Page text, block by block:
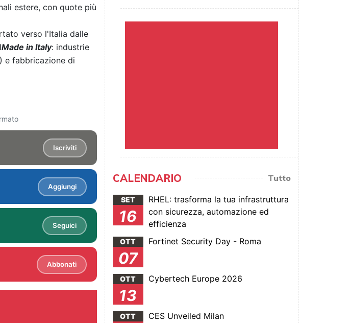
estere, con quote più
verso l'Italia dalle
Made in Italy: industrie
e fabbricazione di
Iscriviti
Aggiungi
Seguici
Abbonati
CALENDARIO Tutto
SET
16
RHEL: trasforma la tua infrastruttura
con sicurezza, automazione ed
efficienza
OTT
07
Fortinet Security Day - Roma
OTT
13
Cybertech Europe 2026
OTT CES Unveiled Milan